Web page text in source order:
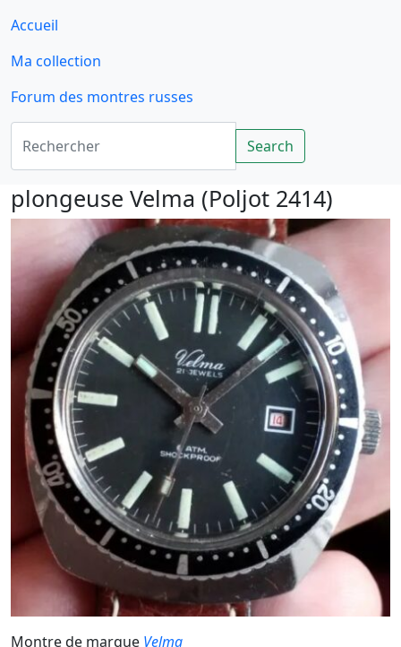
Accueil
Ma collection
Forum des montres russes
Rechercher
Search
plongeuse Velma (Poljot 2414)
Montre de marque Velma